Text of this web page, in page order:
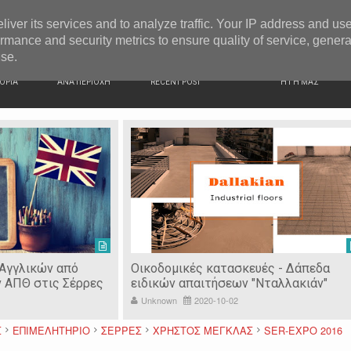
ΑΝΑ ΠΕΡΙΟΧΗ RECENT POST Η ΓΗ ΜΑΣ
από
ΑΠΘ στις Σέρρες
Οικοδομικές κατασκευές - Δάπεδα
ειδικών απαιτήσεων "Νταλλακιάν"
Unknown 2020-10-02
ΕΠΙΜΕΛΗΤΗΡΙΟ ΣΕΡΡΕΣ ΧΡΗΣΤΟΣ ΜΕΓΚΛΑΣ SER-EXPO 2016
its services and to analyze traffic. Your IP address and
and security metrics to ensure quality of service,